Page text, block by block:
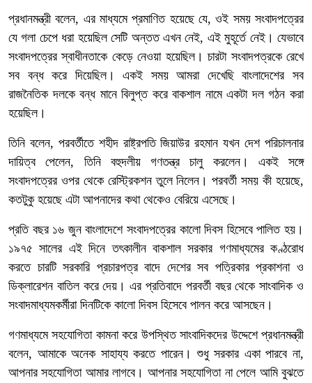
প্রধানমন্ত্রী বলেন, এর মাধ্যমে প্রমাণিত হয়েছে যে, ওই সময় সংবাদপত্রের
যে গলা চেপে ধরা হয়েছিল সেটি অন্তত এখন নেই, এই মুহূর্তে নেই। যেভাবে
সংবাদপত্রের স্বাধীনতাকে কেড়ে নেওয়া হয়েছিল। চারটা সংবাদপত্রকে রেখে
সব বন্ধ করে দিয়েছিল। একই সময় আমরা দেখেছি বাংলাদেশের সব
রাজনৈতিক দলকে বন্ধ মানে বিলুপ্ত করে বাকশাল নামে একটা দল গঠন করা
হয়েছিল।
তিনি বলেন, পরবর্তীতে শহীদ রাষ্ট্রপতি জিয়াউর রহমান যখন দেশ পরিচালনার
দায়িত্ব পেলেন, তিনি বহুদলীয় গণতন্ত্র চালু করলেন। একই সঙ্গে
সংবাদপত্রের ওপর থেকে রেস্ট্রিকশন তুলে নিলেন। পরবর্তী সময় কী হয়েছে,
কতটুকু হয়েছে এটা আপনাদের কথা থেকেও বেরিয়ে এসেছে।
প্রতি বছর ১৬ জুন বাংলাদেশে সংবাদপত্রের কালো দিবস হিসেবে পালিত হয়।
১৯৭৫ সালের এই দিনে তৎকালীন বাকশাল সরকার গণমাধ্যমের কণ্ঠরোধ
করতে চারটি সরকারি প্রচারপত্র বাদে দেশের সব পত্রিকার প্রকাশনা ও
ডিক্লারেশন বাতিল করে দেয়। এর প্রতিবাদে পরবর্তী বছর থেকে সাংবাদিক ও
সংবাদমাধ্যমকর্মীরা দিনটিকে কালো দিবস হিসেবে পালন করে আসছেন।
গণমাধ্যমে সহযোগিতা কামনা করে উপস্থিত সাংবাদিকদের উদ্দেশে প্রধানমন্ত্রী
বলেন, আমাকে অনেক সাহায্য করতে পারেন। শুধু সরকার একা পারবে না,
আপনার সহযোগিতা আমার লাগবে। আপনার সহযোগিতা না পেলে আমি বুঝতে